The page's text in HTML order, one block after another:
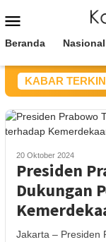
ke
Mobile
Beranda Nasional
KABAR
Sulteng Sebut CV
20 Oktober 2024
Presiden
Dukungan
Jakarta – Presiden